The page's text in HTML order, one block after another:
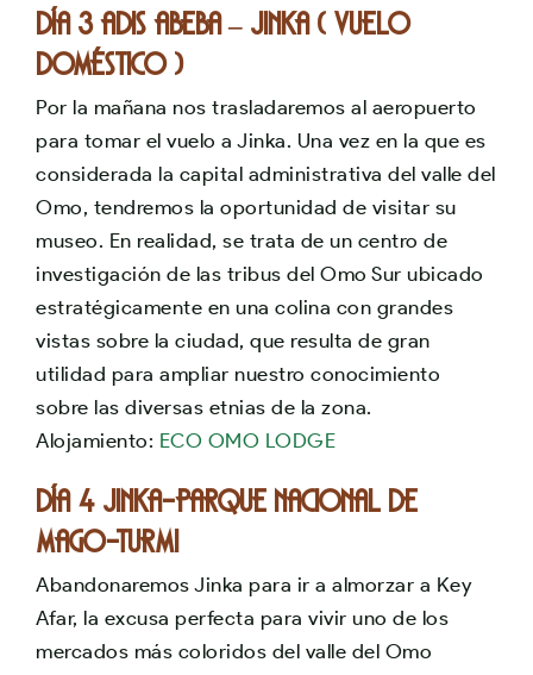
Día 3 ADIS ABEBA – JINKA ( Vuelo
doméstico )
Por la mañana nos trasladaremos al aeropuerto
para tomar el vuelo a Jinka. Una vez en la que es
considerada la capital administrativa del valle del
Omo, tendremos la oportunidad de visitar su
museo. En realidad, se trata de un centro de
investigación de las tribus del Omo Sur ubicado
estratégicamente en una colina con grandes
vistas sobre la ciudad, que resulta de gran
utilidad para ampliar nuestro conocimiento
sobre las diversas etnias de la zona.
Alojamiento: ECO OMO LODGE
Día 4 JINKA-PARQUE NACIONAL DE
MAGO-TURMI
Abandonaremos Jinka para ir a almorzar a Key
Afar, la excusa perfecta para vivir uno de los
mercados más coloridos del valle del Omo